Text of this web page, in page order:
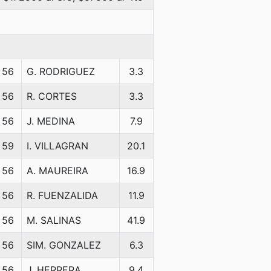
56 G. RODRIGUEZ 3.3
56 R. CORTES 3.3
56 J. MEDINA 7.9
59 I. VILLAGRAN 20.1
56 A. MAUREIRA 16.9
56 R. FUENZALIDA 11.9
56 M. SALINAS 41.9
56 SIM. GONZALEZ 6.3